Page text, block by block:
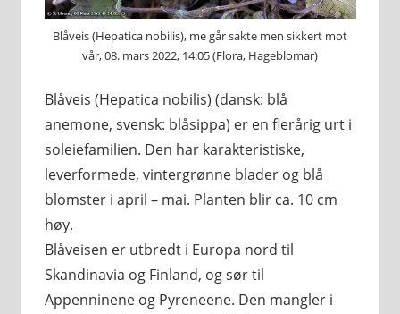
Blåveis (Hepatica nobilis), me går sakte men sikkert mot
vår, 08. mars 2022, 14:05 (Flora, Hageblomar)
Blåveis (Hepatica nobilis) (dansk: blå
anemone, svensk: blåsippa) er en flerårig urt i
soleiefamilien. Den har karakteristiske,
leverformede, vintergrønne blader og blå
blomster i april – mai. Planten blir ca. 10 cm
høy.
Blåveisen er utbredt i Europa nord til
Skandinavia og Finland, og sør til
Appenninene og Pyreneene. Den mangler i